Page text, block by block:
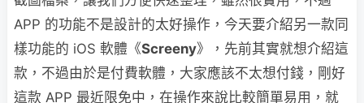
APP 的功能不是設計的太好操作，今天要介紹另一款同
樣功能的 iOS 軟體《Screeny》，先前其實就想介紹這
款，不過由於是付費軟體，大家應該不太想付錢，剛好
這款 APP 最近限免中，在操作來說比較簡單易用，就